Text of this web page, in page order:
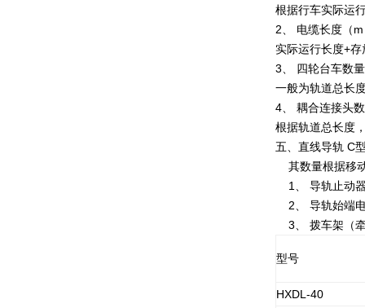
根据行车实际运
2、 电缆长度（
实际运行长度+
3、 四轮台车数量
一般为轨道总长
4、 耦合连接头
根据轨道总长度
五、 直线导轨 C
其数量根据移
1、 导轨止动
2、 导轨始端
3、 拨车架（
型号
HXDL-40